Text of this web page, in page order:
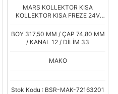
MARS KOLLEKTOR KISA
KOLLEKTOR KISA FREZE 24V
201
BOY 317,50 MM / ÇAP 74,80 MM
/ KANAL 12 / DİLİM 33
MAKO
Stok Kodu : BSR-MAK-72163201